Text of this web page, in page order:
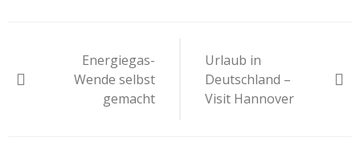
Energiegas-
Wende selbst
gemacht
Urlaub in
Deutschland –
Visit Hannover